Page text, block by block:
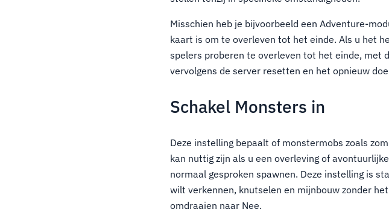
Misschien heb je bijvoorbeeld een Adventure-
kaart is om te overleven tot het einde. Als u het
spelers proberen te overleven tot het einde, met
vervolgens de server resetten en het opnieuw
Schakel Monsters in
Deze instelling bepaalt of monstermobs zoals
kan nuttig zijn als u een overleving of
normaal gesproken spawnen. Deze instelling is
wilt verkennen, knutselen en mijnbouw zonder
omdraaien naar Nee.